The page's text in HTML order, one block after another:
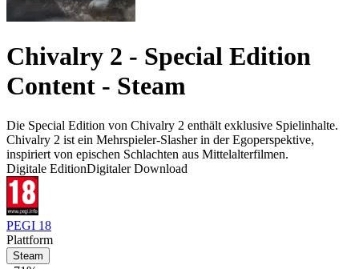
Chivalry 2 - Special Edition
Content - Steam
Die Special Edition von Chivalry 2 enthält exklusive Spielinhalte.
Chivalry 2 ist ein Mehrspieler-Slasher in der Egoperspektive,
inspiriert von epischen Schlachten aus Mittelalterfilmen.
Digitale EditionDigitaler Download
PEGI 18
Plattform
Steam